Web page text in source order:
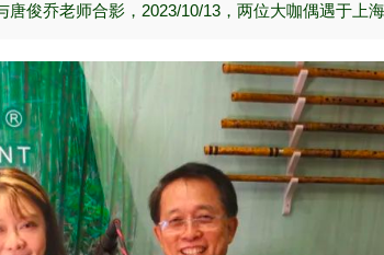
俊乔老师合影，2023/10/13，两位大咖偶遇于上海